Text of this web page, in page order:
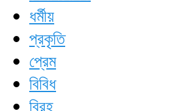
ধর্মীয়
প্রকৃতি
প্রেম
বিবিধ
বিরহ